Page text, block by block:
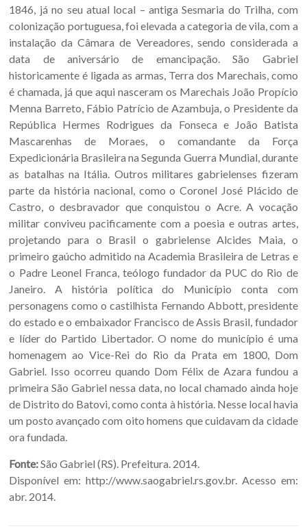
1846, já no seu atual local – antiga Sesmaria do Trilha, com
colonização portuguesa, foi elevada a categoria de vila, com a
instalação da Câmara de Vereadores, sendo considerada a
data de aniversário de emancipação. São Gabriel
historicamente é ligada as armas, Terra dos Marechais, como
é chamada, já que aqui nasceram os Marechais João Propício
Menna Barreto, Fábio Patrício de Azambuja, o Presidente da
República Hermes Rodrigues da Fonseca e João Batista
Mascarenhas de Moraes, o comandante da Força
Expedicionária Brasileira na Segunda Guerra Mundial, durante
as batalhas na Itália. Outros militares gabrielenses fizeram
parte da história nacional, como o Coronel José Plácido de
Castro, o desbravador que conquistou o Acre. A vocação
militar conviveu pacificamente com a poesia e outras artes,
projetando para o Brasil o gabrielense Alcides Maia, o
primeiro gaúcho admitido na Academia Brasileira de Letras e
o Padre Leonel Franca, teólogo fundador da PUC do Rio de
Janeiro. A história política do Município conta com
personagens como o castilhista Fernando Abbott, presidente
do estado e o embaixador Francisco de Assis Brasil, fundador
e líder do Partido Libertador. O nome do município é uma
homenagem ao Vice-Rei do Rio da Prata em 1800, Dom
Gabriel. Isso ocorreu quando Dom Félix de Azara fundou a
primeira São Gabriel nessa data, no local chamado ainda hoje
de Distrito do Batovi, como conta à história. Nesse local havia
um posto avançado com oito homens que cuidavam da cidade
ora fundada.
Fonte:São Gabriel (RS). Prefeitura. 2014.
Disponível em: http://www.saogabriel.rs.gov.br. Acesso em:
abr. 2014.